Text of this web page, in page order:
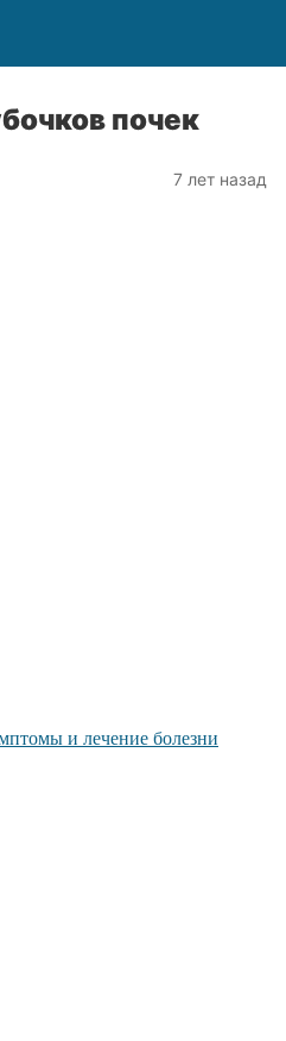
почек
7 лет назад
и лечение болезни